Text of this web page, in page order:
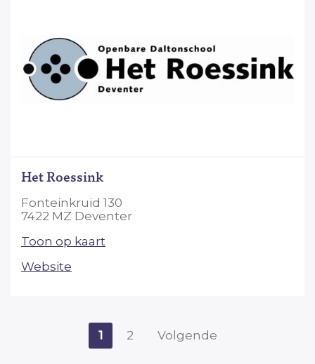
Het Roessink
Fonteinkruid 130
7422 MZ Deventer
Toon op kaart
Website
1 2 Volgende